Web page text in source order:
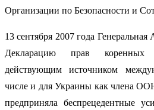
Организации по Безопасности и
13 сентября 2007 года
Декларацию прав коренных
действующим источником
числе и для Украины как члена
предприняла беспрецедентные